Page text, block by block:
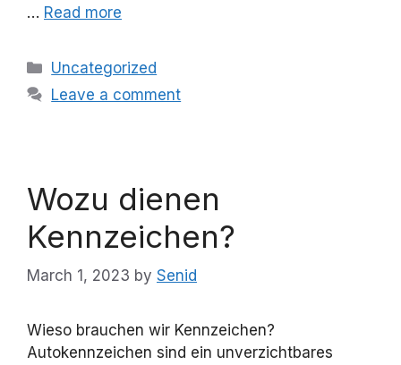
… Read more
Categories
Uncategorized
Leave a comment
Wozu dienen
Kennzeichen?
March 1, 2023 by Senid
Wieso brauchen wir Kennzeichen?
Autokennzeichen sind ein unverzichtbares